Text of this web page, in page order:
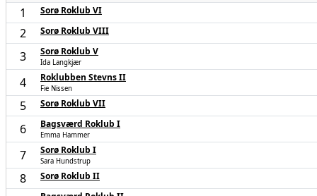
1 Sorø Roklub VI
2 Sorø Roklub VIII
3 Sorø Roklub V
Ida Langkjær
4 Roklubben Stevns II
Fie Nissen
5 Sorø Roklub VII
6 Bagsværd Roklub I
Emma Hammer
7 Sorø Roklub I
Sara Hundstrup
8 Sorø Roklub II